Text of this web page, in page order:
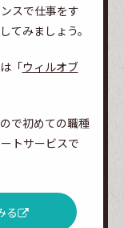
スで仕事をす
てみましょう。
「ウィルオブ
で初めての職種
トサービスで
る